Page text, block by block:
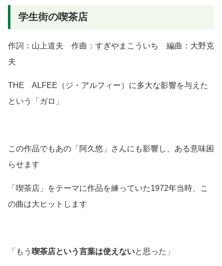
学生街の喫茶店
作詞：山上道夫 作曲：すぎやまこういち 編曲：大野克
夫
THE ALFEE（ジ・アルフィー）に多大な影響を与えた
という「ガロ」
この作品でもあの「阿久悠」さんにも影響し、ある意味困
らせます
「喫茶店」をテーマに作品を練っていた1972年当時、こ
の曲は大ヒットします
「もう 喫茶店という言葉は使えないと思った」